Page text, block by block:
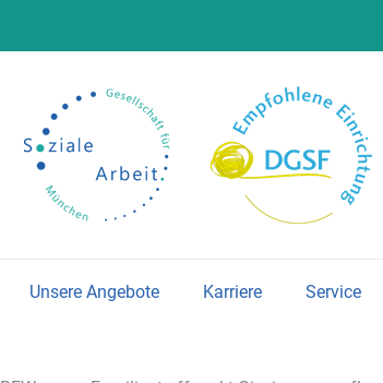
Unsere Angebote Karriere Service
Einrichtung